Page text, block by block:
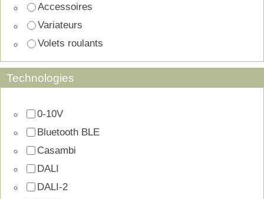
Accessoires
Variateurs
Volets roulants
Technologies
0-10V
Bluetooth BLE
Casambi
DALI
DALI-2